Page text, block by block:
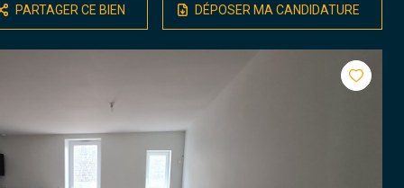
PARTAGER CE BIEN DÉPOSER MA CANDIDATURE